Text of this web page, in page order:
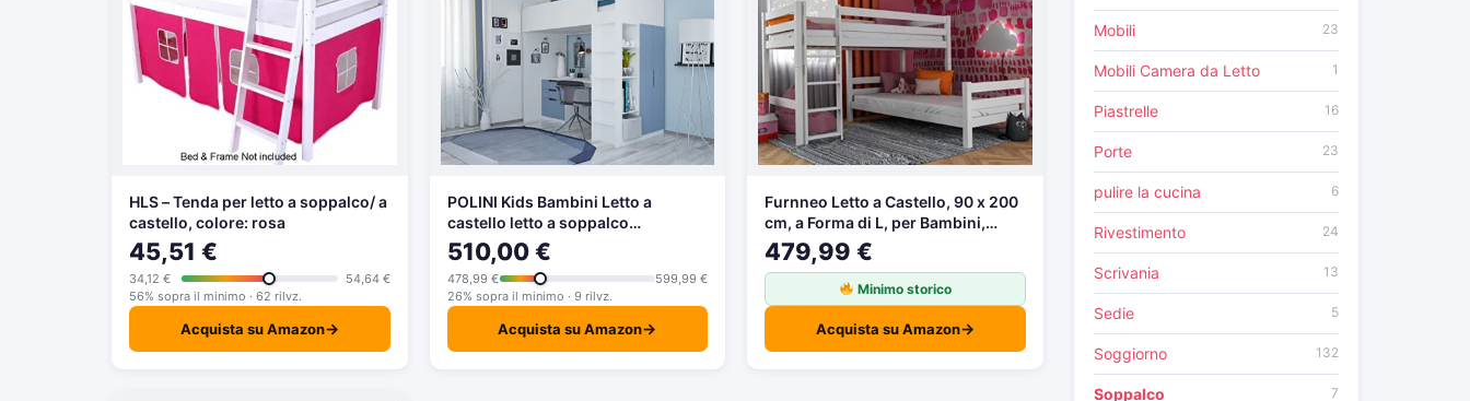
HLS – Tenda per letto a soppalco/ a
castello, colore: rosa
45,51 €
34,12 €
54,64 €
56% sopra il minimo · 62 rilvz.
Acquista su Amazon→
POLINI Kids Bambini Letto a
castello letto a soppalco
combinazione 5 in 1 in diversi
colori
510,00 €
478,99 €
599,99 €
26% sopra il minimo · 9 rilvz.
Acquista su Amazon→
Furnneo Letto a Castello, 90 x 200
cm, a Forma di L, per Bambini,
Letto a soppalco in faggio
Massiccio, Ink Rollrost 90 x 200
cm, divisibile
479,99 €
Minimo storico
Acquista su Amazon→
Mobili 23
Mobili Camera da Letto 1
Piastrelle 16
Porte 23
pulire la cucina 6
Rivestimento 24
Scrivania 13
Sedie 5
Soggiorno 132
Soppalco 7